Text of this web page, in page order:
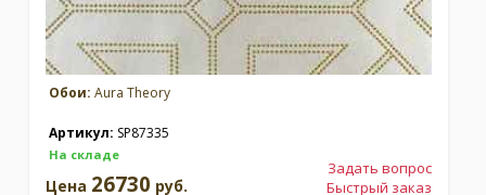
Обои: Aura Theory
Артикул: SP87335
На складе
Задать вопрос
Быстрый заказ
Цена 26730 руб.